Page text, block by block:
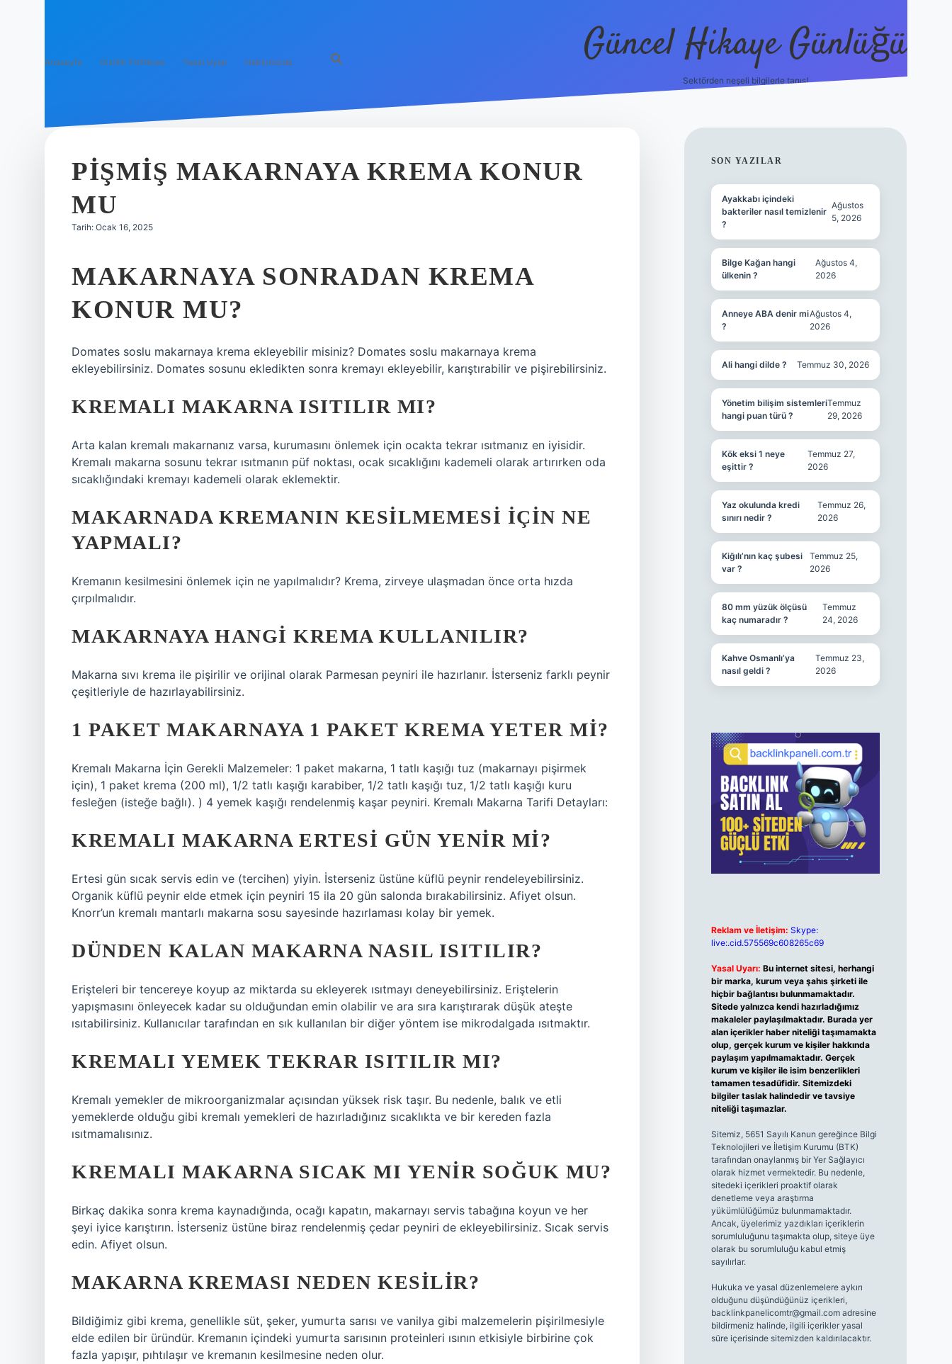
Anasayfa Gizlilik Politikası Yasal Uyarı Hakkımızda Güncel Hikaye Günlüğü
Sektörden neşeli bilgilerle tanış!
PIŞMIŞ MAKARNAYA KREMA KONUR
MU
Tarih: Ocak 16, 2025
MAKARNAYA SONRADAN KREMA
KONUR MU?
Domates soslu makarnaya krema ekleyebilir misiniz? Domates soslu makarnaya krema
ekleyebilirsiniz. Domates sosunu ekledikten sonra kremayı ekleyebilir, karıştırabilir ve pişirebilirsiniz.
KREMALI MAKARNA ISITILIR MI?
Arta kalan kremalı makarnanız varsa, kurumasını önlemek için ocakta tekrar ısıtmanız en iyisidir.
Kremalı makarna sosunu tekrar ısıtmanın püf noktası, ocak sıcaklığını kademeli olarak artırırken oda
sıcaklığındaki kremayı kademeli olarak eklemektir.
MAKARNADA KREMANIN KESILMEMESI IÇIN NE
YAPMALI?
Kremanın kesilmesini önlemek için ne yapılmalıdır? Krema, zirveye ulaşmadan önce orta hızda
çırpılmalıdır.
MAKARNAYA HANGI KREMA KULLANILIR?
Makarna sıvı krema ile pişirilir ve orijinal olarak Parmesan peyniri ile hazırlanır. İsterseniz farklı peynir
çeşitleriyle de hazırlayabilirsiniz.
1 PAKET MAKARNAYA 1 PAKET KREMA YETER MI?
Kremalı Makarna İçin Gerekli Malzemeler: 1 paket makarna, 1 tatlı kaşığı tuz (makarnayı pişirmek
için), 1 paket krema (200 ml), 1/2 tatlı kaşığı karabiber, 1/2 tatlı kaşığı tuz, 1/2 tatlı kaşığı kuru
fesleğen (isteğe bağlı). ) 4 yemek kaşığı rendelenmiş kaşar peyniri. Kremalı Makarna Tarifi Detayları:
KREMALI MAKARNA ERTESI GÜN YENIR MI?
Ertesi gün sıcak servis edin ve (tercihen) yiyin. İsterseniz üstüne küflü peynir rendeleyebilirsiniz.
Organik küflü peynir elde etmek için peyniri 15 ila 20 gün salonda bırakabilirsiniz. Afiyet olsun.
Knorr’un kremalı mantarlı makarna sosu sayesinde hazırlaması kolay bir yemek.
DÜNDEN KALAN MAKARNA NASIL ISITILIR?
Erişteleri bir tencereye koyup az miktarda su ekleyerek ısıtmayı deneyebilirsiniz. Eriştelerin
yapışmasını önleyecek kadar su olduğundan emin olabilir ve ara sıra karıştırarak düşük ateşte
ısıtabilirsiniz. Kullanıcılar tarafından en sık kullanılan bir diğer yöntem ise mikrodalgada ısıtmaktır.
KREMALI YEMEK TEKRAR ISITILIR MI?
Kremalı yemekler de mikroorganizmalar açısından yüksek risk taşır. Bu nedenle, balık ve etli
yemeklerde olduğu gibi kremalı yemekleri de hazırladığınız sıcaklıkta ve bir kereden fazla
ısıtmamalısınız.
KREMALI MAKARNA SICAK MI YENIR SOĞUK MU?
Birkaç dakika sonra krema kaynadığında, ocağı kapatın, makarnayı servis tabağına koyun ve her
şeyi iyice karıştırın. İsterseniz üstüne biraz rendelenmiş çedar peyniri de ekleyebilirsiniz. Sıcak servis
edin. Afiyet olsun.
MAKARNA KREMASI NEDEN KESILIR?
Bildiğimiz gibi krema, genellikle süt, şeker, yumurta sarısı ve vanilya gibi malzemelerin pişirilmesiyle
elde edilen bir üründür. Kremanın içindeki yumurta sarısının proteinleri ısının etkisiyle birbirine çok
fazla yapışır, pıhtılaşır ve kremanın kesilmesine neden olur.
SIDEBAR
SON YAZILAR
Ayakkabı içindeki
bakteriler nasıl temizlenir
?
Ağustos
5, 2026
Bilge Kağan hangi
ülkenin ?
Ağustos 4,
2026
Anneye ABA denir mi
?
Ağustos 4,
2026
Ali hangi dilde ? Temmuz 30, 2026
Yönetim bilişim sistemleri
hangi puan türü ?
Temmuz
29, 2026
Kök eksi 1 neye
eşittir ?
Temmuz 27,
2026
Yaz okulunda kredi
sınırı nedir ?
Temmuz 26,
2026
Kiğılı’nın kaç şubesi
var ?
Temmuz 25,
2026
80 mm yüzük ölçüsü
kaç numaradır ?
Temmuz
24, 2026
Kahve Osmanlı’ya
nasıl geldi ?
Temmuz 23,
2026
Reklam ve İletişim: Skype:
live:.cid.575569c608265c69
Yasal Uyarı: Bu internet sitesi, herhangi
bir marka, kurum veya şahıs şirketi ile
hiçbir bağlantısı bulunmamaktadır.
Sitede yalnızca kendi hazırladığımız
makaleler paylaşılmaktadır. Burada yer
alan içerikler haber niteliği taşımamakta
olup, gerçek kurum ve kişiler hakkında
paylaşım yapılmamaktadır. Gerçek
kurum ve kişiler ile isim benzerlikleri
tamamen tesadüfidir. Sitemizdeki
bilgiler taslak halindedir ve tavsiye
niteliği taşımazlar.
Sitemiz, 5651 Sayılı Kanun gereğince Bilgi
Teknolojileri ve İletişim Kurumu (BTK)
tarafından onaylanmış bir Yer Sağlayıcı
olarak hizmet vermektedir. Bu nedenle,
sitedeki içerikleri proaktif olarak
denetleme veya araştırma
yükümlülüğümüz bulunmamaktadır.
Ancak, üyelerimiz yazdıkları içeriklerin
sorumluluğunu taşımakta olup, siteye üye
olarak bu sorumluluğu kabul etmiş
sayılırlar.
Hukuka ve yasal düzenlemelere aykırı
olduğunu düşündüğünüz içerikleri,
backlinkpanelicomtr@gmail.comadresine
bildirmeniz halinde, ilgili içerikler yasal
süre içerisinde sitemizden kaldırılacaktır.
https://